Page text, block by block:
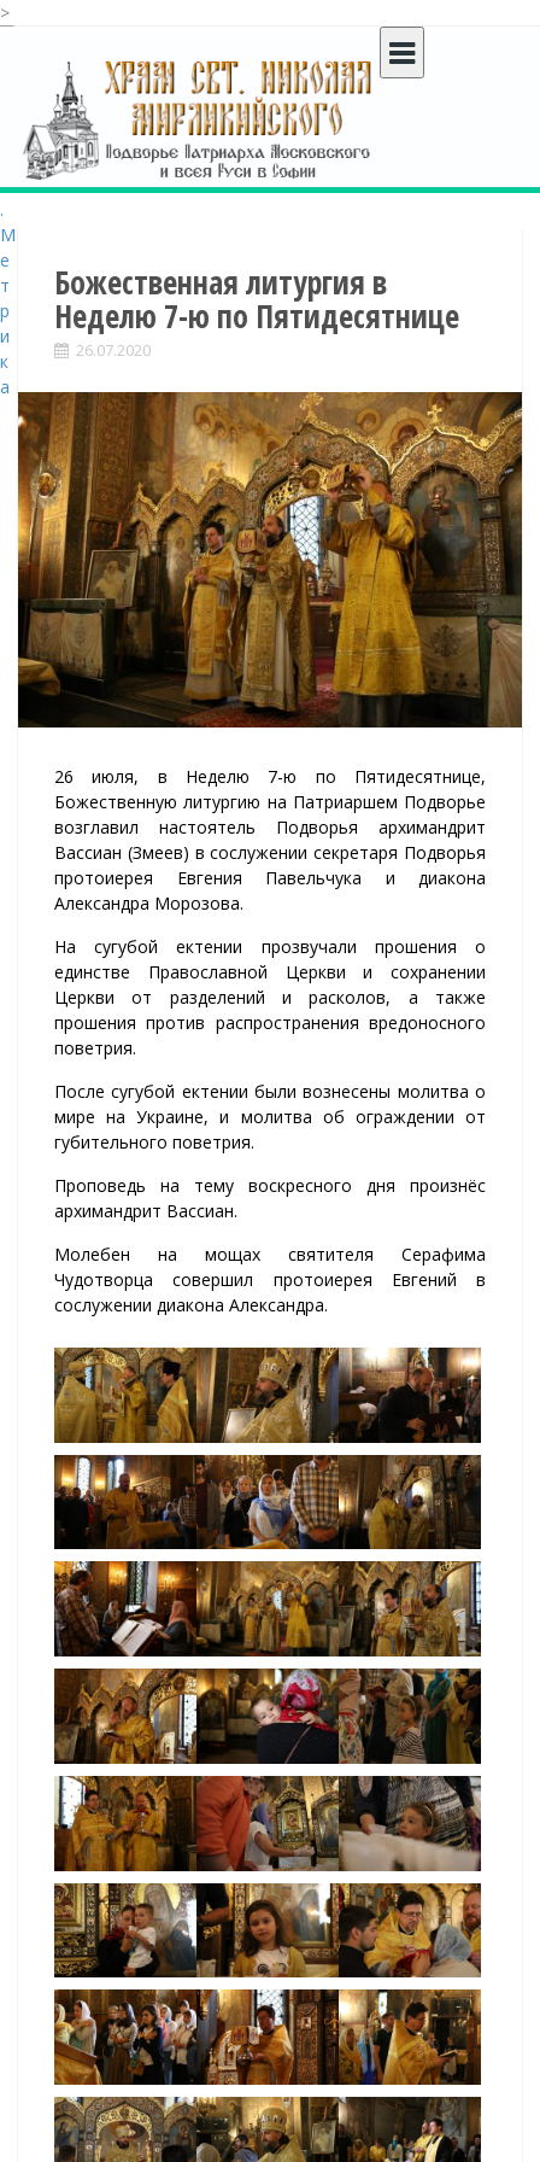
>
c
o
n
t
e
n
t
Божественная литургия в
Неделю 7-ю по Пятидесятнице
26.07.2020
26 июля, в Неделю 7-ю по Пятидесятнице,
Божественную литургию на Патриаршем Подворье
возглавил настоятель Подворья архимандрит
Вассиан (Змеев) в сослужении секретаря Подворья
протоиерея Евгения Павельчука и диакона
Александра Морозова.
На сугубой ектении прозвучали прошения о
единстве Православной Церкви и сохранении
Церкви от разделений и расколов, а также
прошения против распространения вредоносного
поветрия.
После сугубой ектении были вознесены молитва о
мире на Украине, и молитва об ограждении от
губительного поветрия.
Проповедь на тему воскресного дня произнёс
архимандрит Вассиан.
Молебен на мощах святителя Серафима
Чудотворца совершил протоиерея Евгений в
сослужении диакона Александра.